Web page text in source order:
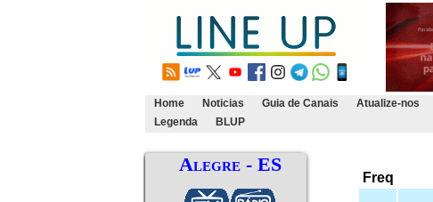
Home Noticias Guia de Canais Atualize-nos
Legenda
BLUP
Alegre - ES
Freq